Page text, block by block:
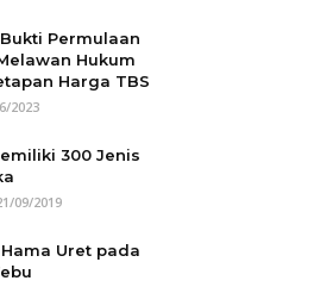
Permulaan
Hukum
Harga TBS
2023
300 Jenis
09/2019
Uret pada